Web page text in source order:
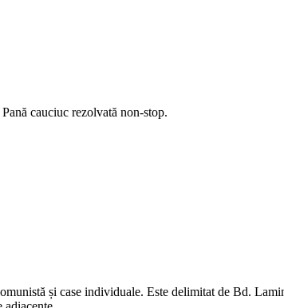
cauciuc rezolvată non-stop.
și case individuale. Este delimitat de Bd.